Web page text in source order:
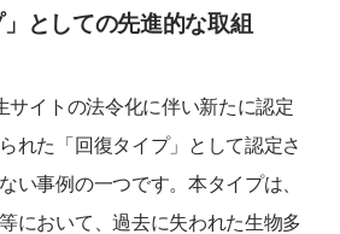
としての先進的な取組
サイトの法令化に伴い新たに認定
れた「回復タイプ」として認定さ
い事例の一つです。本タイプは、
において、過去に失われた生物多